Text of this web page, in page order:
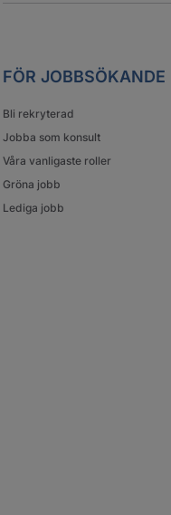
FÖR JOBBSÖKANDE
Bli rekryterad
Jobba som konsult
Våra vanligaste roller
Gröna jobb
Lediga jobb